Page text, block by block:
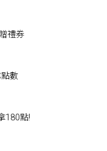
禮券
數
180點!